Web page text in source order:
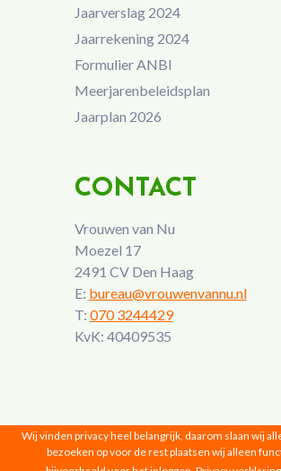
Jaarverslag 2024
Jaarrekening 2024
Formulier ANBI
Meerjarenbeleidsplan
Jaarplan 2026
CONTACT
Vrouwen van Nu
Moezel 17
2491 CV Den Haag
E: bureau@vrouwenvannu.nl
T: 070 3244429
KvK: 40409535
Vrouwen van Nu © 2026 |
Wij vinden privacy heel belangrijk, daarom slaan wij
bezoeken op voor de rest plaatsen wij alleen